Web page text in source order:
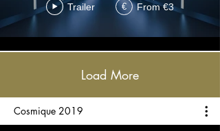
Trailer € From €3
Load More
Cosmique 2019